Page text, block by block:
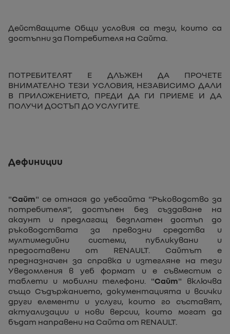
Действащите Общи условия са тези, които са
достъпни за Потребителя на Сайта.
ПОТРЕБИТЕЛЯТ Е ДЛЪЖЕН ДА ПРОЧЕТЕ
ВНИМАТЕЛНО ТЕЗИ УСЛОВИЯ, НЕЗАВИСИМО ДАЛИ
В ПРИЛОЖЕНИЕТО, ПРЕДИ ДА ГИ ПРИЕМЕ И ДА
ПОЛУЧИ ДОСТЪП ДО УСЛУГИТЕ.
Дефиниции
"Сайт" се отнася до уебсайта "Ръководство за
потребителя", достъпен без създаване на
акаунт и предлагащ безплатен достъп до
ръководствата за превозни средства и
мултимедийни системи, публикувани и
предоставени от RENAULT. Сайтът е
предназначен за справка и изтегляне на тези
Уведомления в уеб формат и е съвместим с
таблети и мобилни телефони. "Сайт" включва
също Съдържанието, документацията и всички
други елементи и услуги, които го съставят,
актуализации и нови версии, които могат да
бъдат направени на Сайта от RENAULT.